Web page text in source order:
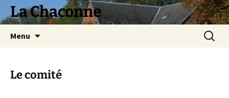
La Chaconne
Menu
Le comité